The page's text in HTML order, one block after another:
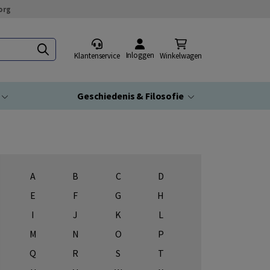
Klantenservice Inloggen Winkelwagen
Geschiedenis & Filosofie
A B C
D
E
F G
H
I
J K
L
M
N O
P
Q
R S
T